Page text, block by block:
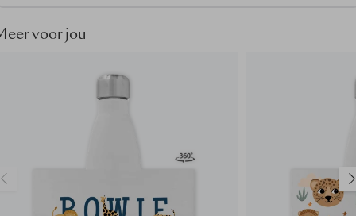
- BPA-vrij
- Met de hand afwassen
voor jou